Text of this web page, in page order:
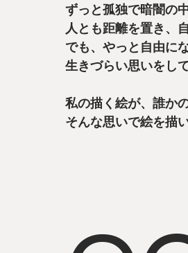
ずっと孤独で暗闇の
人とも距離を置き、
でも、やっと自由に
生きづらい思いをし
私の描く絵が、誰か
そんな思いで絵を描